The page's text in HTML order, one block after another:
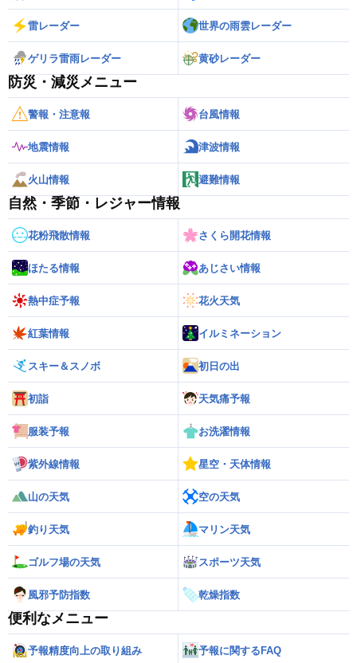
雷レーダー 世界の雨雲レーダー
ゲリラ雷雨レーダー 黄砂レーダー
防災・減災メニュー
警報・注意報 台風情報
地震情報 津波情報
火山情報 避難情報
自然・季節・レジャー情報
花粉飛散情報 さくら開花情報
ほたる情報 あじさい情報
熱中症予報 花火天気
紅葉情報 イルミネーション
スキー＆スノボ 初日の出
初詣 天気痛予報
服装予報 お洗濯情報
紫外線情報 星空・天体情報
山の天気 空の天気
釣り天気 マリン天気
ゴルフ場の天気 スポーツ天気
風邪予防指数 乾燥指数
便利なメニュー
予報精度向上の取り組み 予報に関するFAQ